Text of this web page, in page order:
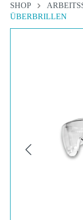
SHOP
ÜBERBRILLEN